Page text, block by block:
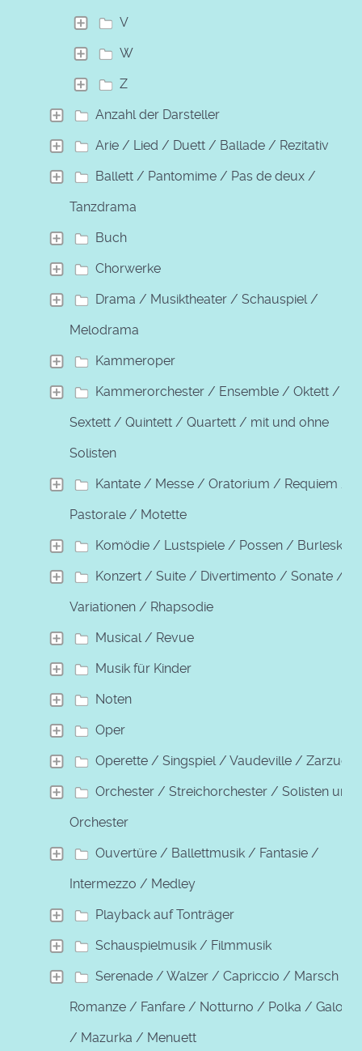
V
W
Z
Anzahl der Darsteller
Arie / Lied / Duett / Ballade / Rezitativ
Ballett / Pantomime / Pas de deux /
Tanzdrama
Buch
Chorwerke
Drama / Musiktheater / Schauspiel /
Melodrama
Kammeroper
Kammerorchester / Ensemble / Oktett /
Sextett / Quintett / Quartett / mit und ohne
Solisten
Kantate / Messe / Oratorium / Requiem /
Pastorale / Motette
Komödie / Lustspiele / Possen / Burleske
Konzert / Suite / Divertimento / Sonate /
Variationen / Rhapsodie
Musical / Revue
Musik für Kinder
Noten
Oper
Operette / Singspiel / Vaudeville / Zarzuela
Orchester / Streichorchester / Solisten und
Orchester
Ouvertüre / Ballettmusik / Fantasie /
Intermezzo / Medley
Playback auf Tonträger
Schauspielmusik / Filmmusik
Serenade / Walzer / Capriccio / Marsch /
Romanze / Fanfare / Notturno / Polka / Galopp
/ Mazurka / Menuett